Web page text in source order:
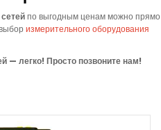
по выгодным ценам можно прямо
измерительного оборудования
— легко! Просто позвоните нам!